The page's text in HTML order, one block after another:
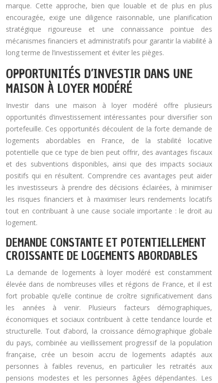
marque. Cette approche, bien que louable et de plus en plus
encouragée, exige une diligence raisonnable, une planification
stratégique rigoureuse et une connaissance pointue des
mécanismes financiers et administratifs pour garantir la viabilité à
long terme de l’investissement et éviter les pièges.
OPPORTUNITÉS D’INVESTIR DANS UNE
MAISON À LOYER MODÉRÉ
Investir dans une maison à loyer modéré offre plusieurs
opportunités d’investissement intéressantes pour diversifier son
portefeuille. Ces opportunités découlent de la forte demande de
logements abordables en France, de la stabilité locative
potentielle que ce type de bien peut offrir, des avantages fiscaux
et des subventions disponibles, ainsi que des impacts sociaux
positifs qui en résultent. Comprendre ces avantages peut aider
les investisseurs à prendre des décisions éclairées, à minimiser
les risques financiers et à maximiser leurs rendements locatifs
tout en contribuant à une cause sociale importante : le droit au
logement.
DEMANDE CONSTANTE ET POTENTIELLEMENT
CROISSANTE DE LOGEMENTS ABORDABLES
La demande de logements à loyer modéré est constamment
élevée dans de nombreuses villes et régions de France, et il est
fort probable qu’elle continue de croître significativement dans
les années à venir. Plusieurs facteurs démographiques,
économiques et sociaux contribuent à cette tendance lourde et
structurelle. Tout d’abord, la croissance démographique globale
du pays, combinée au vieillissement progressif de la population
française, crée un besoin accru de logements adaptés aux
personnes à faibles revenus, en particulier les retraités aux
pensions modestes et les personnes âgées dépendantes. Les